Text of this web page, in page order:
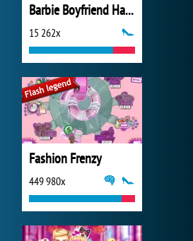
Barbie Boyfriend Hazard
15 262x
Fashion Frenzy
449 980x